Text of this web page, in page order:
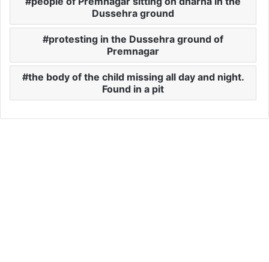
Dussehra ground
protesting in the Dussehra ground of
Premnagar
the body of the child missing all day and night.
Found in a pit